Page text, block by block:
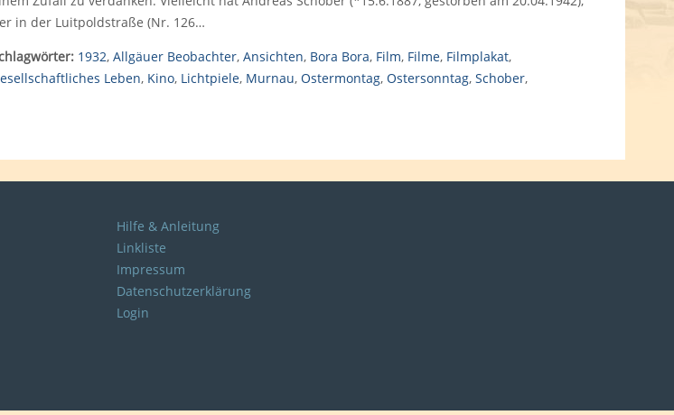
in der Luitpoldstraße (Nr. 126…
1932, Allgäuer Beobachter, Ansichten, Bora Bora, Film, Filme, Filmplakat,
Leben, Kino, Lichtpiele, Murnau, Ostermontag, Ostersonntag, Schober,
Hilfe & Anleitung
Linkliste
Impressum
Datenschutzerklärung
Login